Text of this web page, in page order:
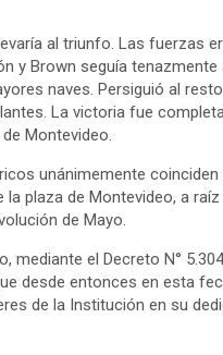
al triunfo. Las fuerzas
y Brown seguía tenazmente
naves. Persiguió al
La victoria fue completa
Montevideo.
unánimemente coinciden
plaza de Montevideo, a
de Mayo.
mediante el Decreto N°
desde entonces en esta
de la Institución en su